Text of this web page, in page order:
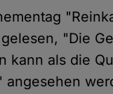
"Die
kann als die
angesehen